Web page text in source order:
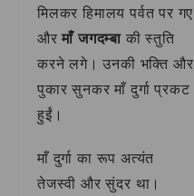
मिलकर हिमालय पर्वत पर गए
औरमाँ जगदम्बा की स्तुति
करने लगे। उनकी भक्ति और
पुकार सुनकर माँ दुर्गा प्रकट
हुईं।
माँ दुर्गा का रूप अत्यंत
तेजस्वी और सुंदर था।